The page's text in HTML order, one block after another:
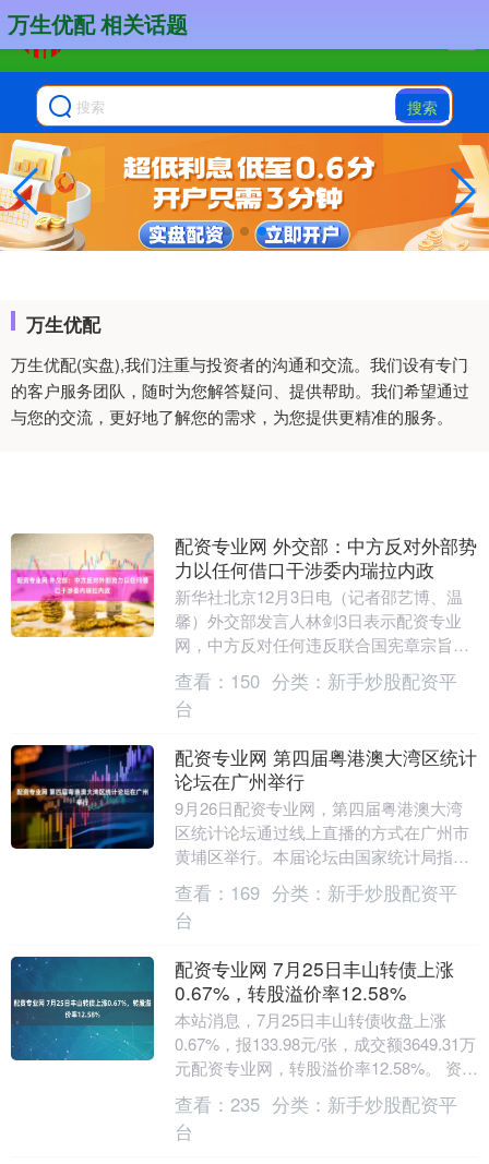
搜索
万生优配
万生优配(实盘),我们注重与投资者的沟通和交流。我们设有专门
的客户服务团队，随时为您解答疑问、提供帮助。我们希望通过
与您的交流，更好地了解您的需求，为您提供更精准的服务。
万生优配 相关话题
配资专业网 外交部：中方反对外部势
力以任何借口干涉委内瑞拉内政
新华社北京12月3日电（记者邵艺博、温
馨）外交部发言人林剑3日表示配资专业
网，中方反对任何违反联合国宪章宗旨和
原则、侵犯别国主权安全的行为，反对外
部势力以任何借....
查看： 150 分类： 新手炒股配资平
台
配资专业网 第四届粤港澳大湾区统计
论坛在广州举行
9月26日配资专业网，第四届粤港澳大湾
区统计论坛通过线上直播的方式在广州市
黄埔区举行。本届论坛由国家统计局指
导，广东省统计局主办，广州市统计局和
黄埔区人民政府联....
查看： 169 分类： 新手炒股配资平
台
配资专业网 7月25日丰山转债上涨
0.67%，转股溢价率12.58%
本站消息，7月25日丰山转债收盘上涨
0.67%，报133.98元/张，成交额3649.31万
元配资专业网，转股溢价率12.58%。 资料
显示，丰山转债信用级别为....
查看： 235 分类： 新手炒股配资平
台